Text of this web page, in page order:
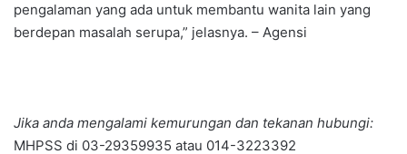
pengalaman yang ada untuk membantu wanita lain yang
berdepan masalah serupa,” jelasnya. – Agensi
Jika anda mengalami kemurungan dan tekanan hubungi:
MHPSS di 03-29359935 atau 014-3223392